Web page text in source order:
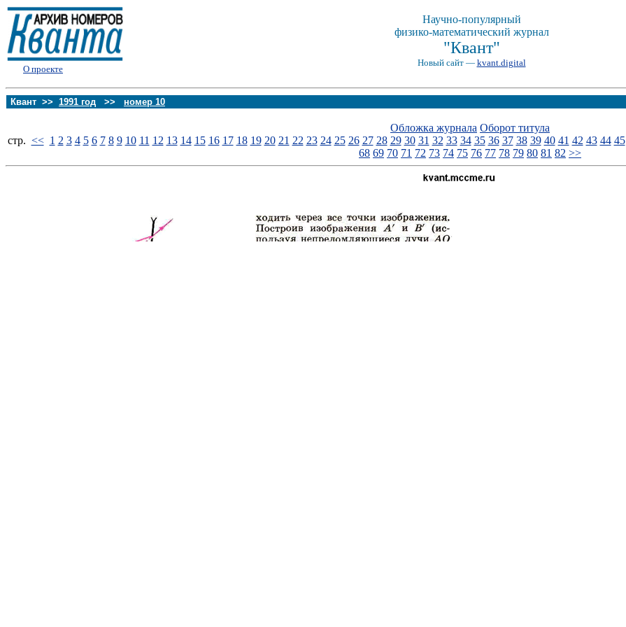
О проекте
Научно-популярный
физико-математический журнал
"Квант"
Новый сайт — kvant.digital
Квант >> 1991 год >> номер 10
Обложка журнала Оборот титула
стp. << 1 2 3 4 5 6 7 8 9 10 11 12 13 14 15 16 17 18 19 20 21 22 23 24 25 26 27 28 29 30 31 32 33 34 35 36 37 38 39 40 41 42 43 44 45
68 69 70 71 72 73 74 75 76 77 78 79 80 81 82 >>